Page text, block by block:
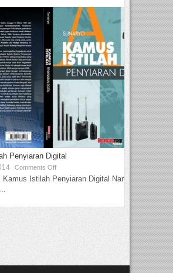
Penyiaran Digital
Comments Off
Istilah Penyiaran Digital Nama